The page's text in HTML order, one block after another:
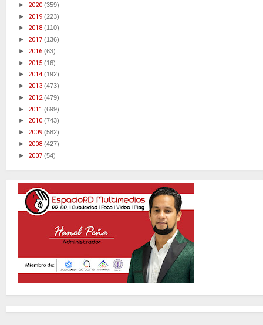
► 2020 (359)
► 2019 (223)
► 2018 (110)
► 2017 (136)
► 2016 (63)
► 2015 (16)
► 2014 (192)
► 2013 (473)
► 2012(479)
► 2011 (699)
► 2010 (743)
► 2009 (582)
► 2008 (427)
► 2007 (54)